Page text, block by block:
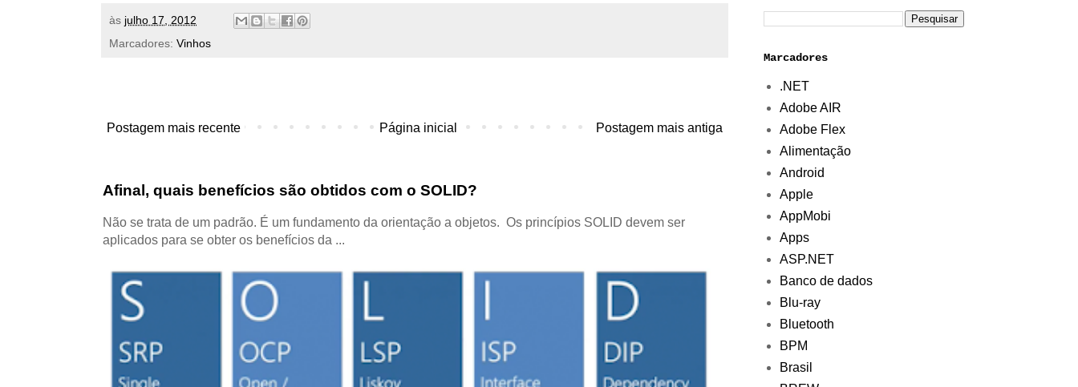
às julho 17, 2012
Marcadores: Vinhos
Postagem mais recente Postagem mais antiga
Página inicial
Afinal, quais benefícios são obtidos com o SOLID?
Não se trata de um padrão. É um fundamento da orientação a objetos. Os princípios SOLID devem ser
aplicados para se obter os benefícios da ...
Marcadores
.NET
Adobe AIR
Adobe Flex
Alimentação
Android
Apple
AppMobi
Apps
ASP.NET
Banco de dados
Blu-ray
Bluetooth
BPM
Brasil